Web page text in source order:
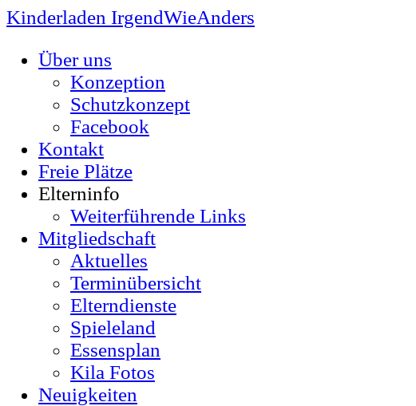
Kinderladen IrgendWieAnders
Über uns
Konzeption
Schutzkonzept
Facebook
Kontakt
Freie Plätze
Elterninfo
Weiterführende Links
Mitgliedschaft
Aktuelles
Terminübersicht
Elterndienste
Spieleland
Essensplan
Kila Fotos
Neuigkeiten